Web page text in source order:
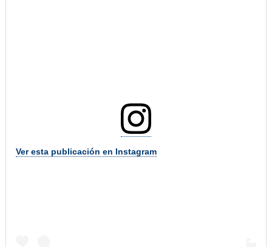
Ver esta publicación en Instagram